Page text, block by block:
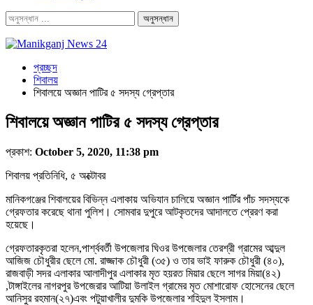
প্রচ্ছদ
শিবালয়
শিবালয়ে অজ্ঞান পাটির ৫ সদস্য গ্রেপ্তার
শিবালয়ে অজ্ঞান পাটির ৫ সদস্য গ্রেপ্তার
প্রকাশ: October 5, 2020, 11:38 pm
শিবালয় প্রতিনিধি, ৫ অক্টোবর
মানিকগঞ্জের শিবালয়ের বিভিন্ন এলাকায় অভিযান চালিয়ে অজ্ঞান পার্টির পাঁচ সদস্যকে
গ্রেফতার করেছে থানা পুলিশ। সোমবার দুপুরে আটকৃতদের আদালতে প্রেরণ করা
হয়েছে।
গ্রেফতারকৃতরা হলেন,পার্শ্ববর্তী উপজেলার ঘিওর উপজেলার তেরশ্রী গ্রামের আব্দুল
আজিজ চৌধুরীর ছেলে মো. রাজ্জাক চৌধুরী (৩৫) ও তার ভাই ফারুক চৌধুরী (৪০),
রাজবাড়ী সদর এলাকার আলাদীপুর এলাকার মৃত হয়রত মিয়ার ছেলে সাগর মিয়া(৪২)
,টাঙ্গাইলের নাগরপুর উপজেরার আটিয়া উলাইল গ্রামের মৃত মোশারোফ হোসেনের ছেলে
আনিসুর রহমান(২৭)এবং পটুয়াখালীর দুমকি উপজেলার শহিদুল ইসলাম।